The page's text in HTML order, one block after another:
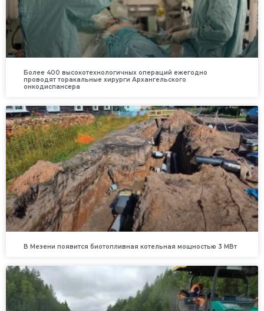
Более 400 высокотехнологичных операций ежегодно
проводят торакальные хирурги Архангельского
онкодиспансера
В Мезени появится биотопливная котельная мощностью 3 МВт